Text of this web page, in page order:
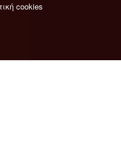
cookies